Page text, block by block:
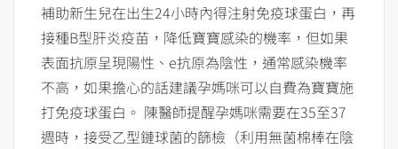
補助新生兒在出生24小時內得注射免疫球蛋白，再
接種B型肝炎疫苗，降低寶寶感染的機率，但如果
表面抗原呈現陽性、e抗原為陰性，通常感染機率
不高，如果擔心的話建議孕媽咪可以自費為寶寶施
打免疫球蛋白。 陳醫師提醒孕媽咪需要在35至37
週時，接受乙型鏈球菌的篩檢（利用無菌棉棒在陰